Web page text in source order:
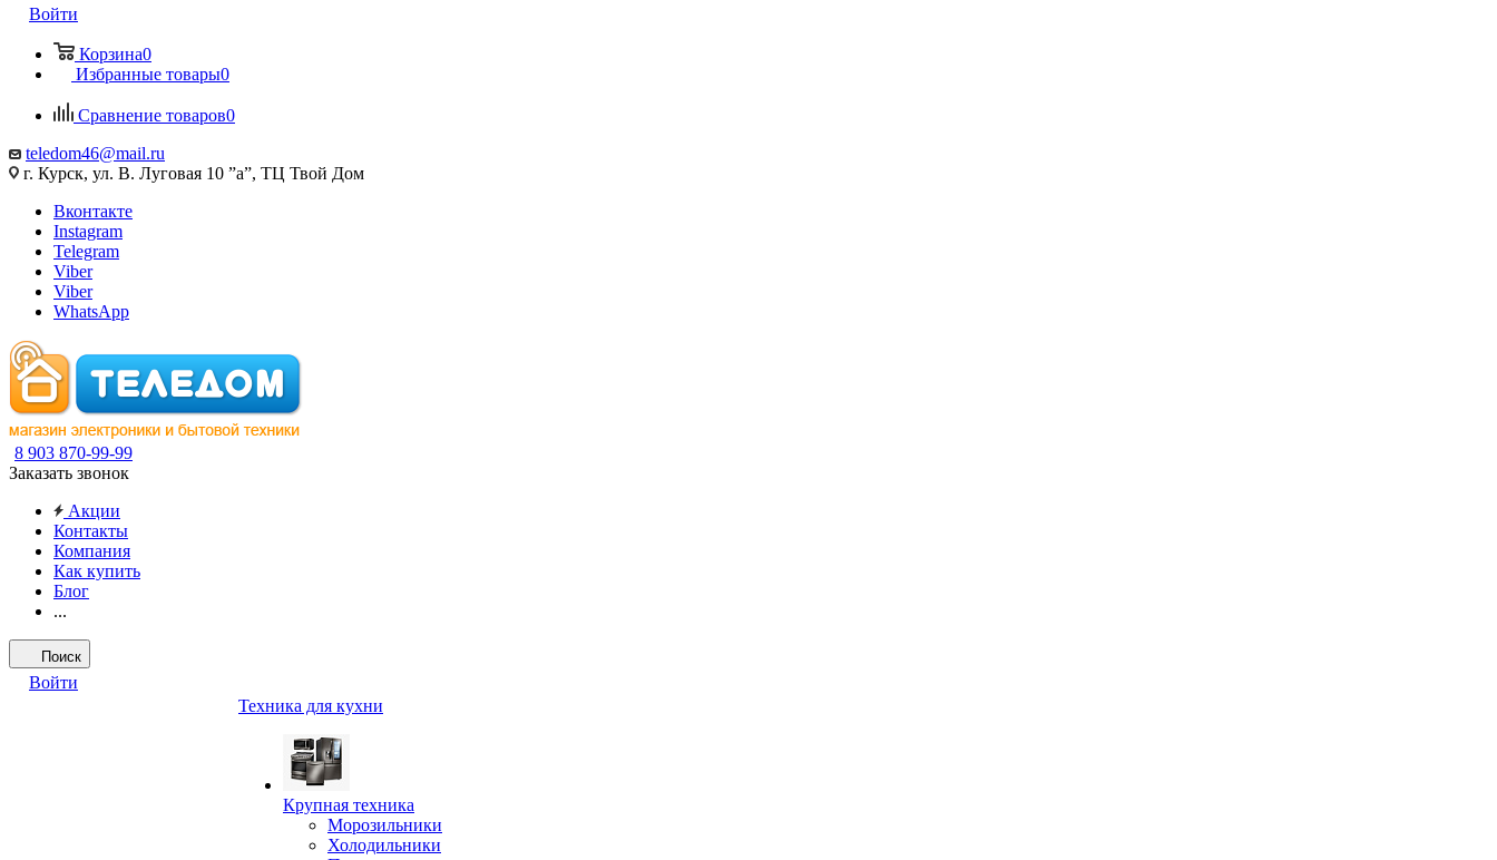
Войти
Корзина0
Избранные товары0
Сравнение товаров0
teledom46@mail.ru
г. Курск, ул. В. Луговая 10 ”а”, ТЦ Твой Дом
Вконтакте
Instagram
Telegram
Viber
Viber
WhatsApp
8 903 870-99-99
Заказать звонок
Акции
Контакты
Компания
Как купить
Блог
...
Поиск
Войти
Техника для кухни
Крупная техника
Морозильники
Холодильники